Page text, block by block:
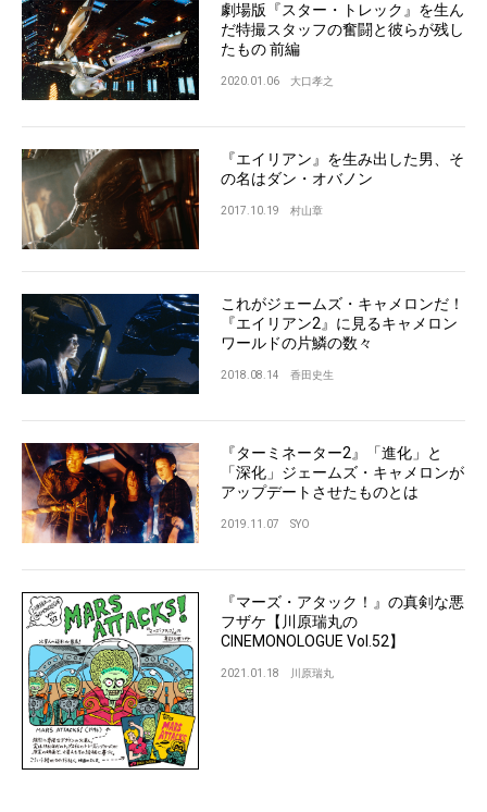
劇場版『スター・トレック』を生ん
だ特撮スタッフの奮闘と彼らが残し
たもの 前編
2020.01.06 大口孝之
『エイリアン』を生み出した男、そ
の名はダン・オバノン
2017.10.19 村山章
これがジェームズ・キャメロンだ！
『エイリアン2』に見るキャメロン
ワールドの片鱗の数々
2018.08.14 香田史生
『ターミネーター2』「進化」と
「深化」ジェームズ・キャメロンが
アップデートさせたものとは
2019.11.07 SYO
『マーズ・アタック！』の真剣な悪
フザケ【川原瑞丸の
CINEMONOLOGUE Vol.52】
2021.01.18 川原瑞丸